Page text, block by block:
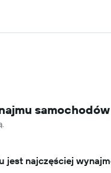
samochodów
jest najczęściej